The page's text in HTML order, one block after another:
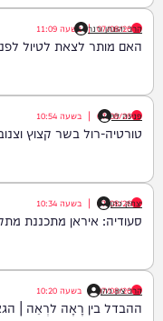
הרב יהונתן ורנר
07/08/26
| בשעה 11:09
האם מותר לצאת לטיול
פנינה לוי
07/08/26
| בשעה 10:54
טורטיה-רול בשר קצוץ
יצחק כהן
07/08/26
| בשעה 10:34
סעודיה: איראן מתכננת
הרב ציון כהן
07/08/26
| בשעה 10:20
ההבדל בין רָאָה לרְאֵה |